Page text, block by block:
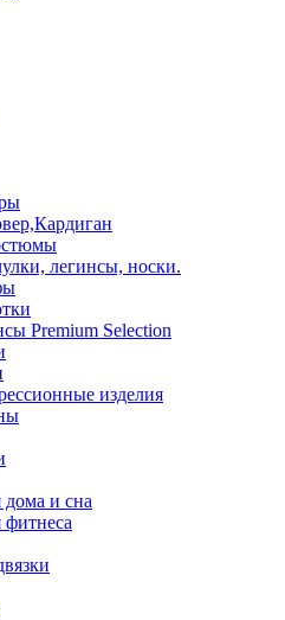
легинсы, носки.
Premium Selection
изделия
и сна